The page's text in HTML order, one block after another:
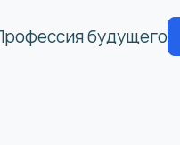
будущего